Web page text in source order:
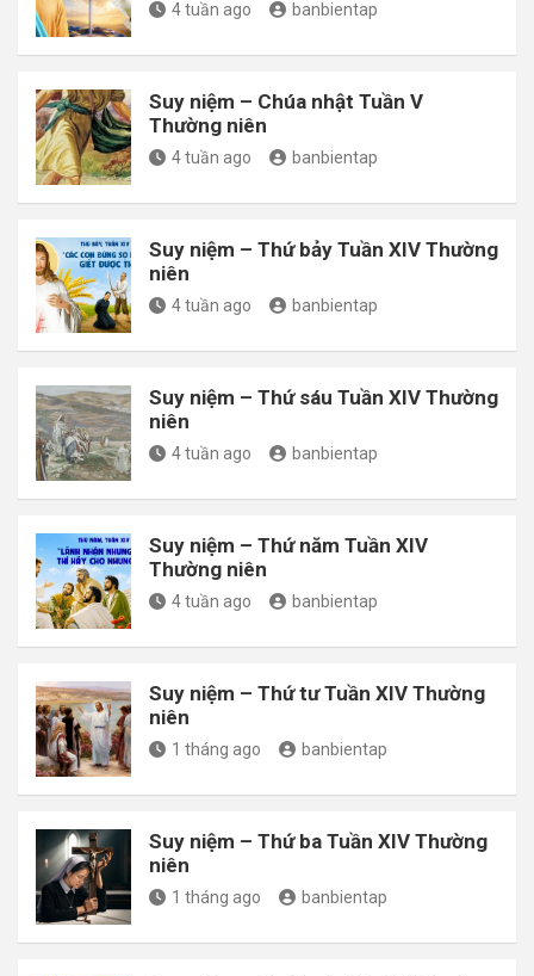
4 tuần ago banbientap
Suy niệm – Chúa nhật Tuần V
Thường niên
4 tuần ago banbientap
Suy niệm – Thứ bảy Tuần XIV Thường
niên
4 tuần ago banbientap
Suy niệm – Thứ sáu Tuần XIV Thường
niên
4 tuần ago banbientap
Suy niệm – Thứ năm Tuần XIV
Thường niên
4 tuần ago banbientap
Suy niệm – Thứ tư Tuần XIV Thường
niên
1 tháng ago banbientap
Suy niệm – Thứ ba Tuần XIV Thường
niên
1 tháng ago banbientap